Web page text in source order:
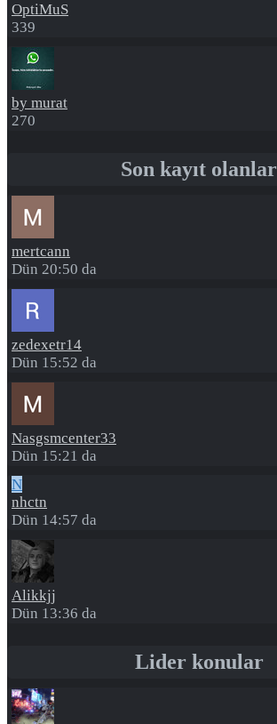
OptiMuS
339
by murat
270
Son kayıt olanlar
mertcann
Dün 20:50 da
zedexetr14
Dün 15:52 da
Nasgsmcenter33
Dün 15:21 da
N
nhctn
Dün 14:57 da
Alikkjj
Dün 13:36 da
Lider konular